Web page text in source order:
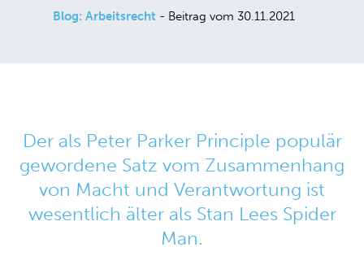
Blog: Arbeitsrecht - Beitrag vom 30.11.2021
Der als Peter Parker Principle populär
gewordene Satz vom Zusammenhang
von Macht und Verantwortung ist
wesentlich älter als Stan Lees Spider
Man.